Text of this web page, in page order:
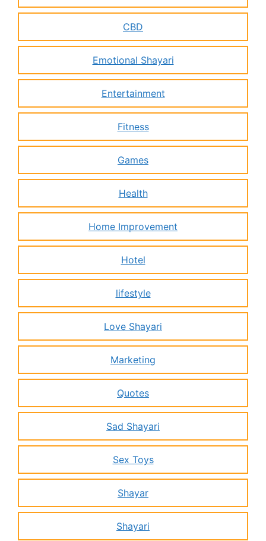
CBD
Emotional Shayari
Entertainment
Fitness
Games
Health
Home Improvement
Hotel
lifestyle
Love Shayari
Marketing
Quotes
Sad Shayari
Sex Toys
Shayar
Shayari